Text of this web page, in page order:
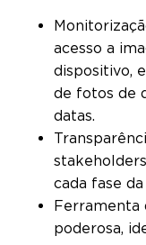
acesso a
dispositivo,
de fotos de
cada fase
Ferramenta
poderosa,